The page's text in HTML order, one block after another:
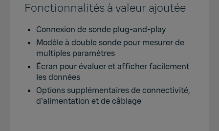
Fonctionnalités à valeur ajoutée
Connexion de sonde plug-and-play
Modèle à double sonde pour mesurer de
multiples paramètres
Écran pour évaluer et afficher facilement
les données
Options supplémentaires de connectivité,
d'alimentation et de câblage